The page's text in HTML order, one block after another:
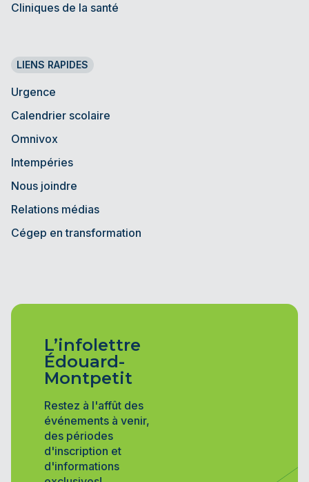
Cliniques de la santé
LIENS RAPIDES
Urgence
Calendrier scolaire
Omnivox
Intempéries
Nous joindre
Relations médias
Cégep en transformation
L’infolettre
Édouard-
Montpetit
Restez à l'affût des
événements à venir,
des périodes
d'inscription et
d'informations